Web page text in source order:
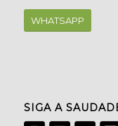
WHATSAPP
SIGA A